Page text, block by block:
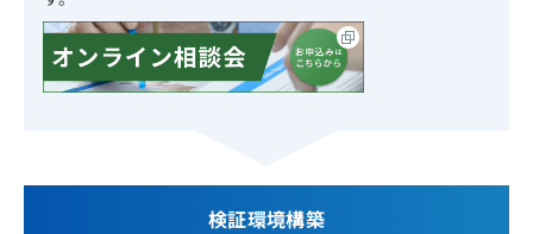
検証環境構築